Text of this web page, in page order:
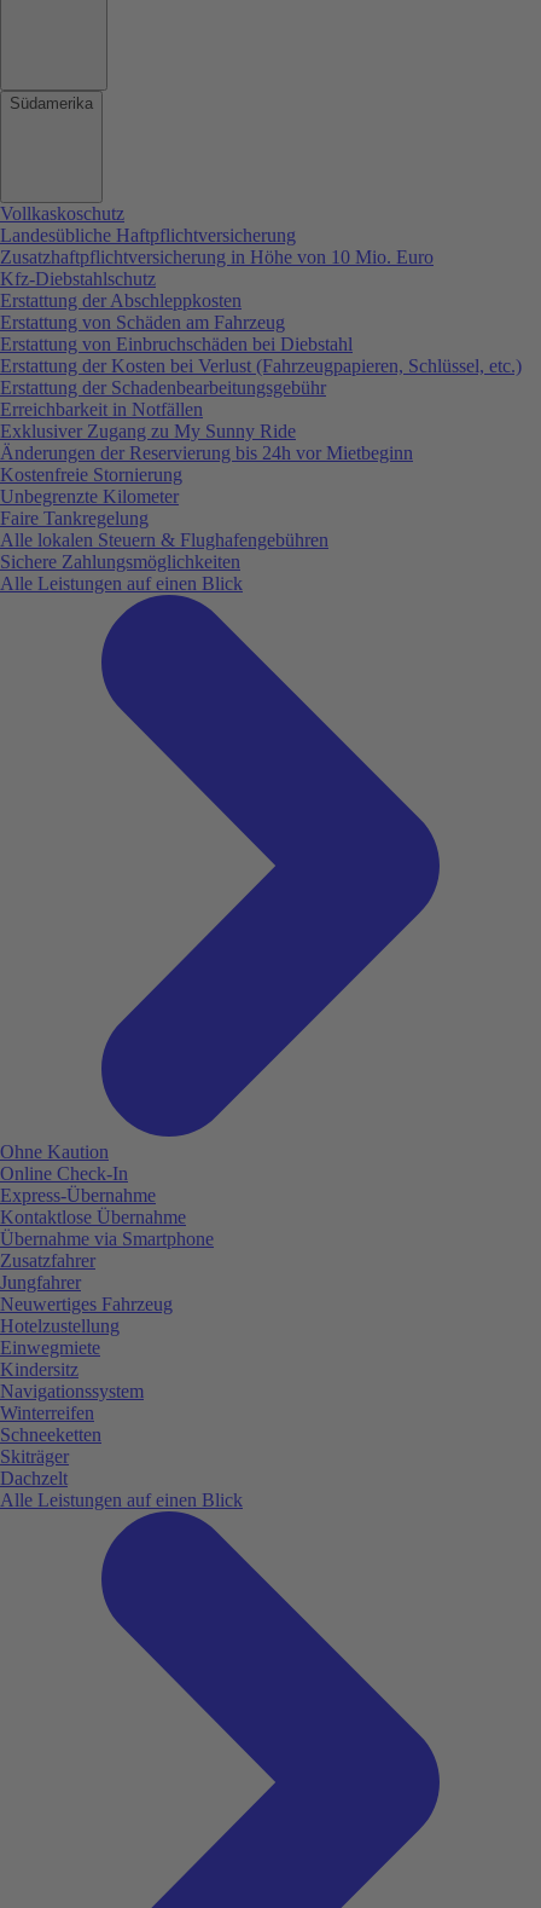
Südamerika
Vollkaskoschutz
Landesübliche Haftpflichtversicherung
Zusatzhaftpflichtversicherung in Höhe von 10 Mio. Euro
Kfz-Diebstahlschutz
Erstattung der Abschleppkosten
Erstattung von Schäden am Fahrzeug
Erstattung von Einbruchschäden bei Diebstahl
Erstattung der Kosten bei Verlust (Fahrzeugpapieren, Schlüssel, etc.)
Erstattung der Schadenbearbeitungsgebühr
Erreichbarkeit in Notfällen
Exklusiver Zugang zu My Sunny Ride
Änderungen der Reservierung bis 24h vor Mietbeginn
Kostenfreie Stornierung
Unbegrenzte Kilometer
Faire Tankregelung
Alle lokalen Steuern & Flughafengebühren
Sichere Zahlungsmöglichkeiten
Alle Leistungen auf einen Blick
Ohne Kaution
Online Check-In
Express-Übernahme
Kontaktlose Übernahme
Übernahme via Smartphone
Zusatzfahrer
Jungfahrer
Neuwertiges Fahrzeug
Hotelzustellung
Einwegmiete
Kindersitz
Navigationssystem
Winterreifen
Schneeketten
Skiträger
Dachzelt
Alle Leistungen auf einen Blick